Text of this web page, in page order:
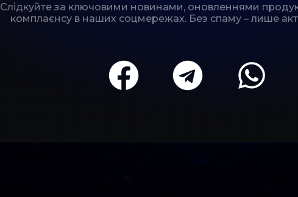
Слідкуйте за ключовими новинами, оновленнями
комплаєнсу в наших соцмережах. Без спаму – лише